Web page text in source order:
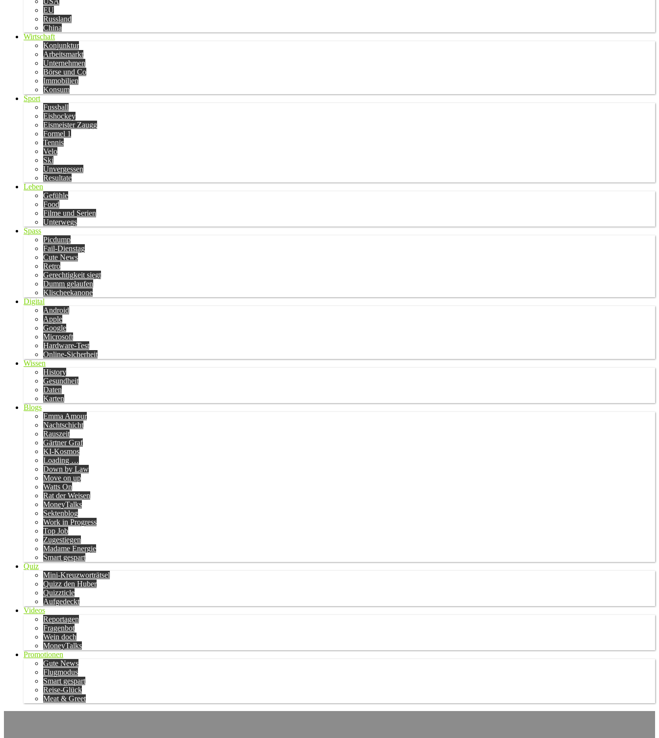
EU
Russland
China
Wirtschaft
Konjunktur
Arbeitsmarkt
Unternehmen
Börse und Co
Immobilien
Konsum
Sport
Fussball
Eishockey
Eismeister Zaugg
Formel 1
Tennis
Velo
Ski
Unvergessen
Resultate
Leben
Gefühle
Food
Filme und Serien
Unterwegs
Spass
Picdump
Fail-Dienstag
Cute News
Retro
Gerechtigkeit siegt
Dumm gelaufen
Klischeekanone
Digital
Android
Apple
Google
Microsoft
Hardware-Test
Online-Sicherheit
Wissen
History
Gesundheit
Daten
Karten
Blogs
Emma Amour
Nachtschicht
Rauszeit
Gärtner Graf
KI-Kosmos
Loading …
Down by Law
Move on up
Watts On
Rat der Weisen
MoneyTalks
Sektenblog
Work in Progress
Top Job
Zugestiegen
Madame Energie
Smart gespart
Quiz
Mini-Kreuzworträtsel
Quizz den Huber
Quizzticle
Aufgedeckt
Videos
Reportagen
Fragenbot
Wein doch
MoneyTalks
Promotionen
Gute News
Flugmodus
Smart gespart
Reise-Glück
Meat & Greet